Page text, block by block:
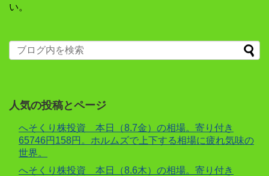
い。
人気の投稿とページ
へそくり株投資 本日（8.7金）の相場。寄り付き
65746円158円。ホルムズで上下する相場に疲れ気味の
世界。
へそくり株投資 本日（8.6木）の相場。寄り付き